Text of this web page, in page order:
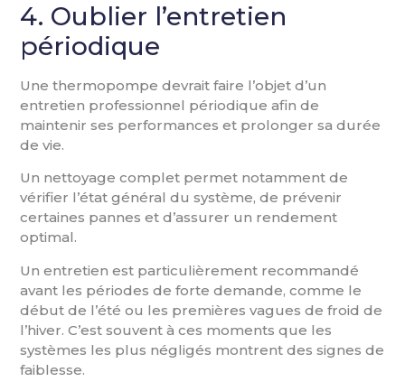
4. Oublier l’entretien
périodique
Une thermopompe devrait faire l’objet d’un
entretien professionnel périodique afin de
maintenir ses performances et prolonger sa durée
de vie.
Un nettoyage complet permet notamment de
vérifier l’état général du système, de prévenir
certaines pannes et d’assurer un rendement
optimal.
Un entretien est particulièrement recommandé
avant les périodes de forte demande, comme le
début de l’été ou les premières vagues de froid de
l’hiver. C’est souvent à ces moments que les
systèmes les plus négligés montrent des signes de
faiblesse.